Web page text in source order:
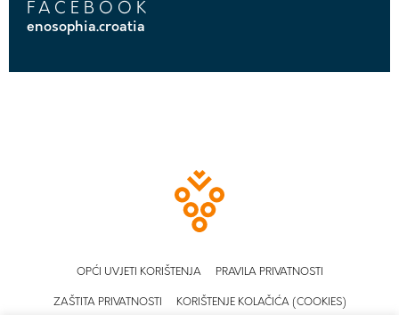
FACEBOOK
enosophia.croatia
OPĆI UVJETI KORIŠTENJA PRAVILA PRIVATNOSTI
ZAŠTITA PRIVATNOSTI KORIŠTENJE KOLAČIĆA (COOKIES)